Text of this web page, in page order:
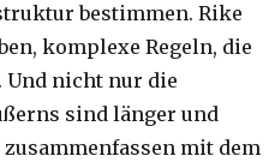
bestimmen. Rike
komplexe Regeln, die
Und nicht nur die
sind länger und
zusammenfassen mit dem